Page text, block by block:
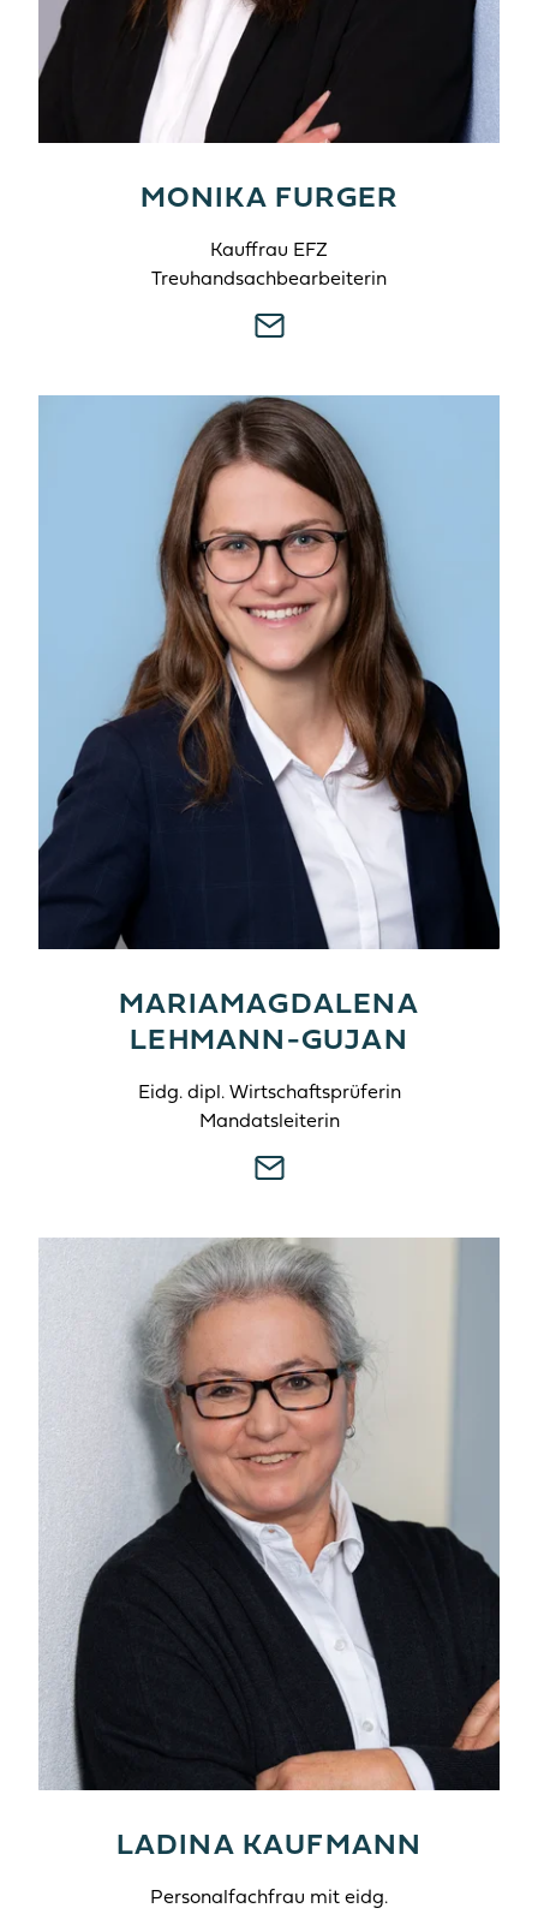
MONIKA FURGER
Kauffrau EFZ
Treuhandsachbearbeiterin
MARIAMAGDALENA
LEHMANN-GUJAN
Eidg. dipl. Wirtschaftsprüferin
Mandatsleiterin
LADINA KAUFMANN
Personalfachfrau mit eidg.